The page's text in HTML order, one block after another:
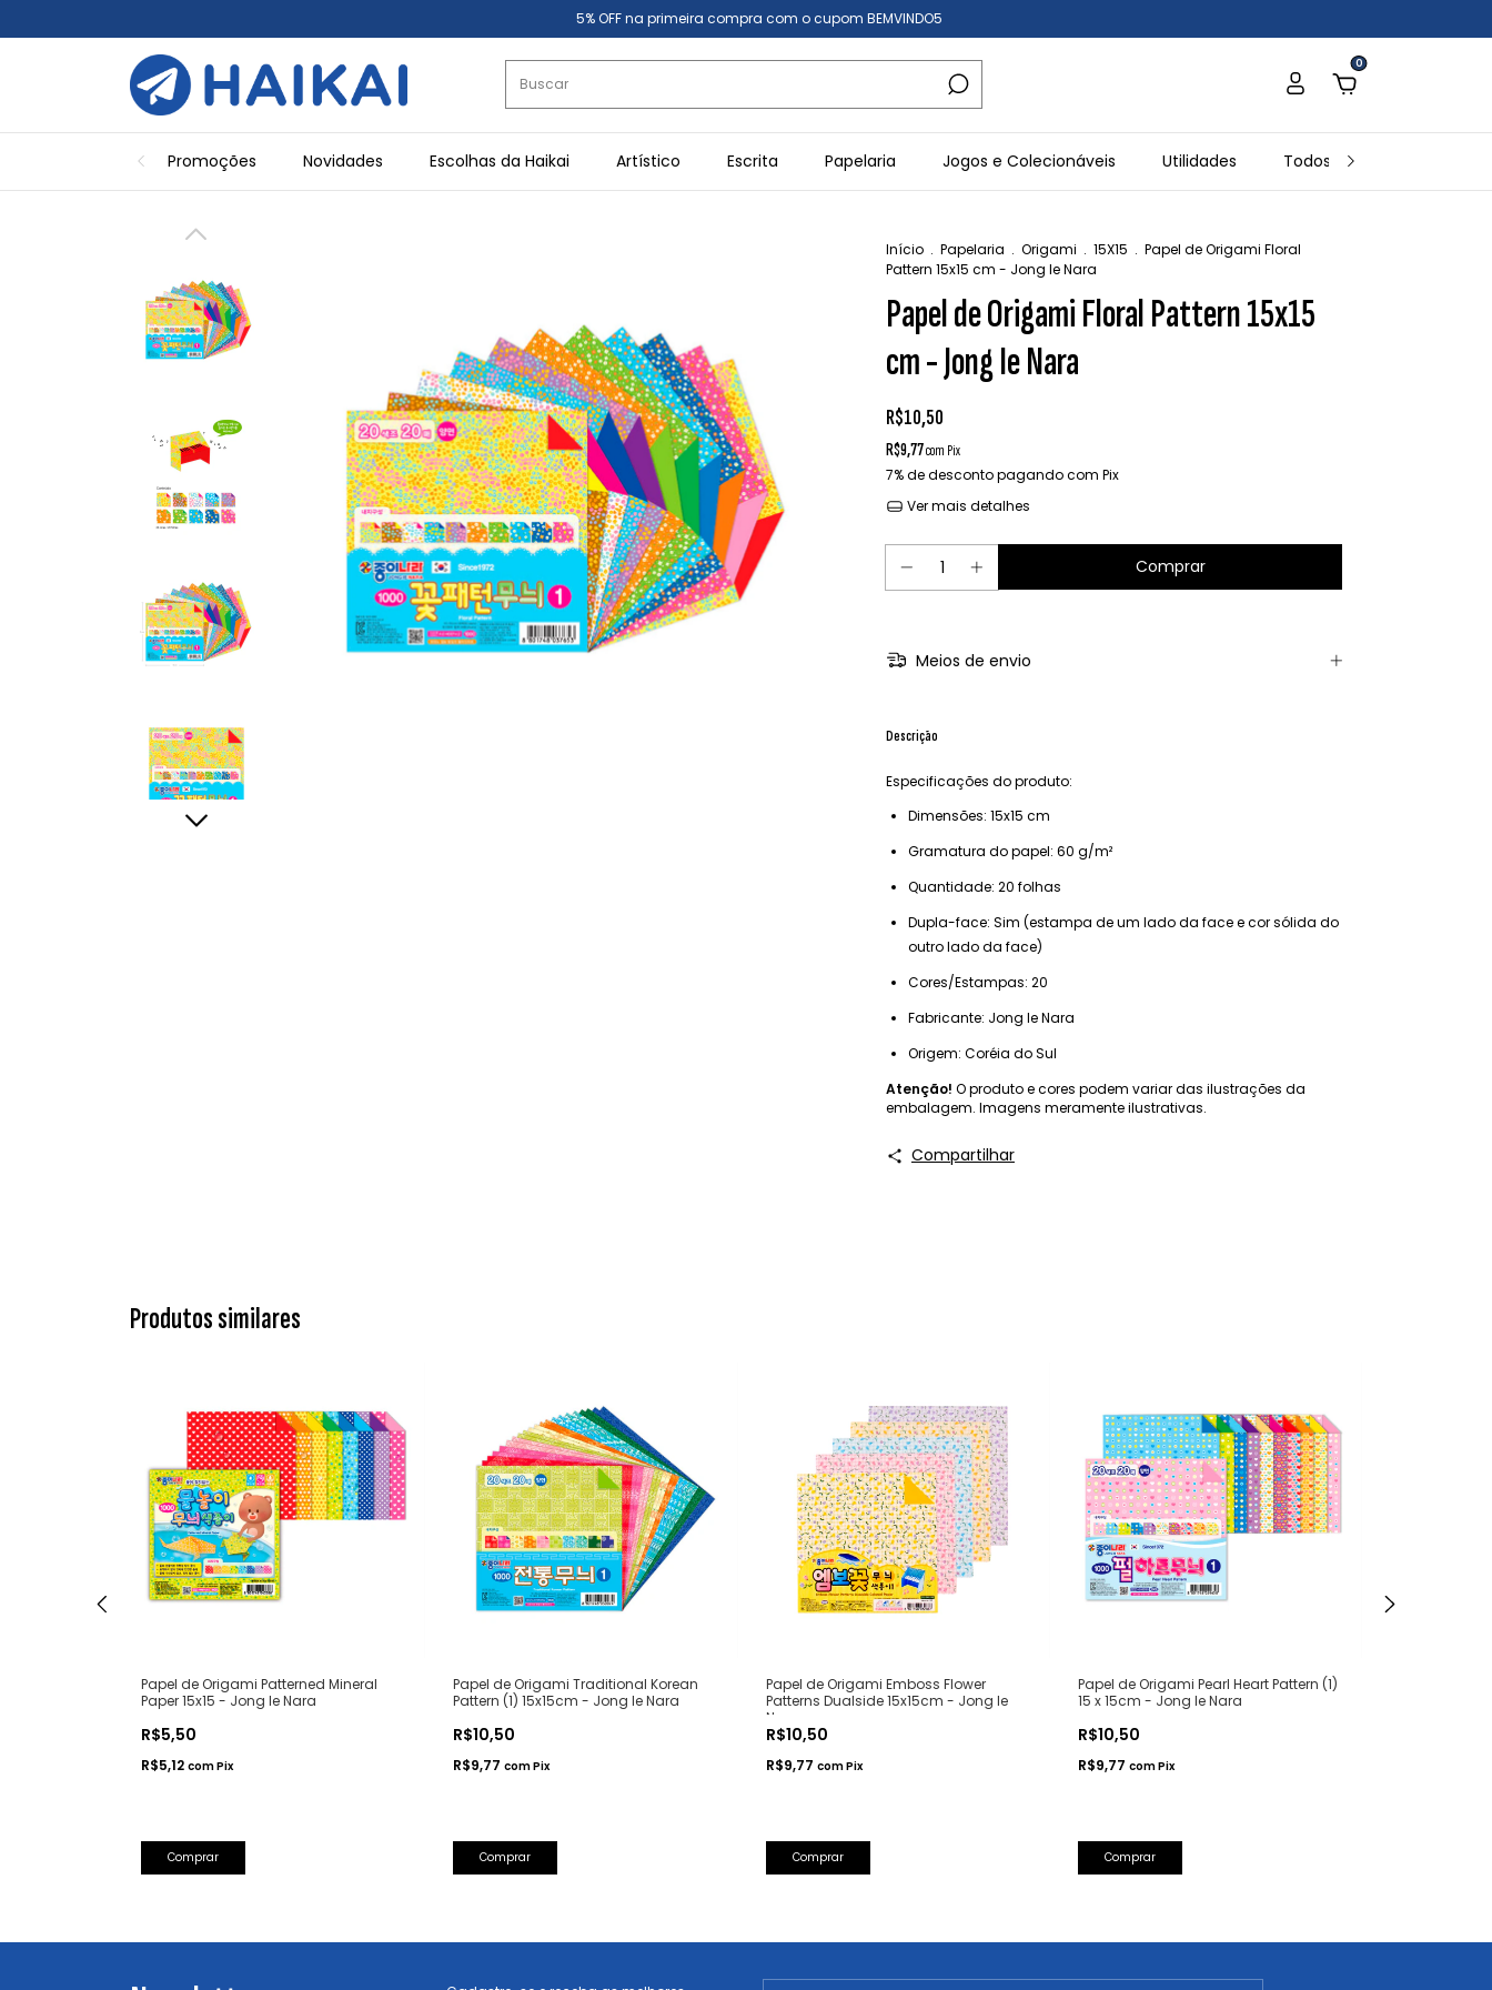
5% OFF na primeira compra com o cupom BEMVINDO5
0
Promoções Novidades Escolhas da Haikai Artístico Escrita Papelaria Jogos e Colecionáveis Utilidades Todos os Produtos
Início . Papelaria . Origami . 15X15 . Papel de Origami Floral
Pattern 15x15 cm - Jong Ie Nara
Papel de Origami Floral Pattern 15x15
cm - Jong Ie Nara
R$10,50
R$9,77com Pix
7% de descontopagando com Pix
Ver mais detalhes
Meios de envio
Descrição
Especificações do produto:
Dimensões: 15x15 cm
Gramatura do papel: 60 g/m²
Quantidade: 20 folhas
Dupla-face: Sim (estampa de um lado da face e cor sólida do
outro lado da face)
Cores/Estampas: 20
Fabricante: Jong Ie Nara
Origem: Coréia do Sul
Atenção! O produto e cores podem variar das ilustrações da
embalagem. Imagens meramente ilustrativas.
Compartilhar
Produtos similares
Papel de Origami Patterned Mineral
Paper 15x15 - Jong Ie Nara
R$5,50
R$5,12 comPix
Papel de Origami Traditional Korean
Pattern (1) 15x15cm - Jong Ie Nara
R$10,50
R$9,77comPix
Papel de Origami Emboss Flower
Patterns Dualside 15x15cm - Jong Ie
Nara
R$10,50
R$9,77 comPix
Papel de Origami Pearl Heart Pattern (1)
15 x 15cm - Jong Ie Nara
R$10,50
R$9,77 comPix